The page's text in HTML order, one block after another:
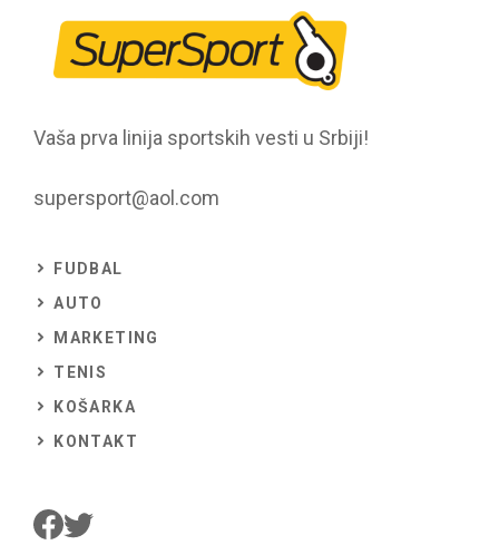
Vaša prva linija sportskih vesti u Srbiji!
supersport@aol.com
FUDBAL
AUTO
MARKETING
TENIS
KOŠARKA
KONTAKT